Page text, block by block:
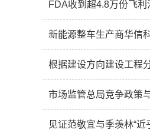
FDA收到超4.8万份飞
新能源整车生产商华信
根据建设方向建设工程
市场监管总局竞争政策
见证范敬宜与季羡林“近